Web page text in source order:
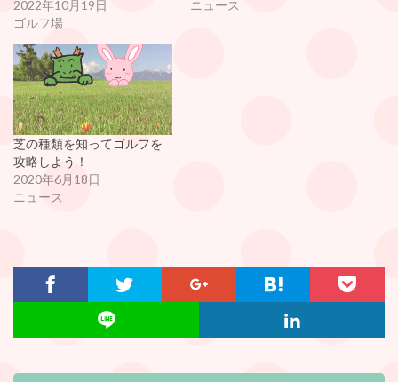
2022年10月19日
ゴルフ場
ニュース
芝の種類を知ってゴルフを
攻略しよう！
2020年6月18日
ニュース